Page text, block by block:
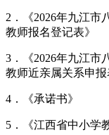
2．《2026年九江市
教师报名登记表》
3．《2026年九江市
教师近亲属关系申报
4．《承诺书》
5．《江西省中小学